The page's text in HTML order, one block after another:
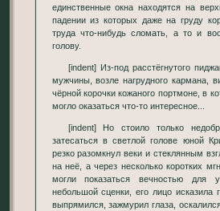
единственные окна находятся на
падении из которых даже на груду
труда что-нибудь сломать, а то и
голову.
[indent] Из-под расстёгнутого пиджака неподвижного
мужчины, возле нагрудного кармана,
чёрной корочки кожаного портмоне, в
могло оказаться что-то интересное...
[indent] Но стоило только недобрым мыслишкам
затесаться в светлой голове юной
резко разомкнул веки и стеклянным
на неё, а через несколько коротких
могли показаться вечностью для
небольшой сценки, его лицо исказила
выпрямился, зажмурил глаза,